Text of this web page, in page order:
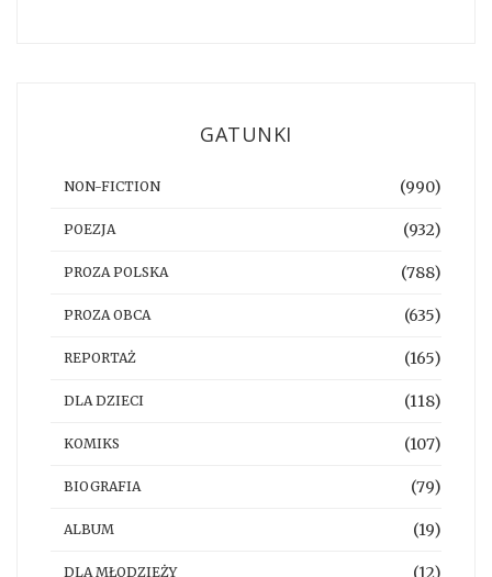
GATUNKI
NON-FICTION (990)
POEZJA (932)
PROZA POLSKA (788)
PROZA OBCA (635)
REPORTAŻ (165)
DLA DZIECI (118)
KOMIKS (107)
BIOGRAFIA (79)
ALBUM (19)
DLA MŁODZIEŻY (12)